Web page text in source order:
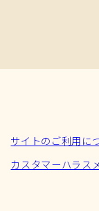
サイトのご利用に
カスタマーハラス